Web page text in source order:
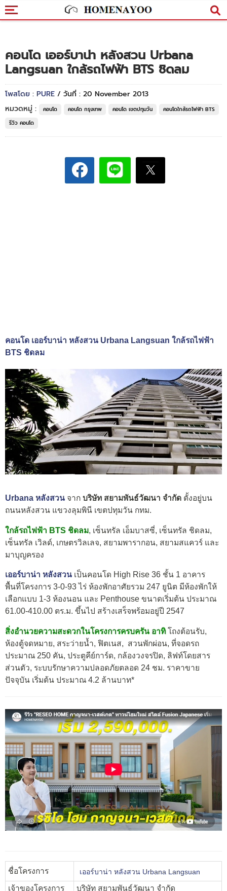
คอนโด เออร์บาน่า หลังสวน Urbana
Langsuan ใกล้รถไฟฟ้า BTS ชิดลม
โพสโดย : PURE / วันที่ : 20 November 2013
หมวดหมู่ :
คอนโด คอนโด กรุงเทพ คอนโด เขตปทุมวัน
คอนโดใกล้รถไฟฟ้า BTS
รีวิว คอนโด
คอนโด เออร์บาน่า หลังสวน Urbana Langsuan ใกล้รถไฟฟ้า
BTS ชิดลม
Urbana หลังสวน จาก บริษัท สยามพันธ์วัฒนา จำกัด ตั้งอยู่บน
ถนนหลังสวน แขวงลุมพินี เขตปทุมวัน กทม.
ใกล้รถไฟฟ้า BTS ชิดลม, เซ็นทรัล เอ็มบาสซี่, เซ็นทรัล ชิดลม,
เซ็นทรัล เวิลด์, เกษตรวิลเลจ, สยามพารากอน, สยามสแควร์ และ
มาบุญครอง
เออร์บาน่า หลังสวน เป็นคอนโด High Rise 36 ชั้น 1 อาคาร
พื้นที่โครงการ 3-0-93 ไร่ ห้องพักอาศัยรวม 247 ยูนิต มีห้องพักให้
เลือกแบบ 1-3 ห้องนอน และ Penthouse ขนาดเริ่มต้น ประมาณ
61.00-410.00 ตร.ม. ขึ้นไป สร้างเสร็จพร้อมอยู่ปี 2547
สิ่งอำนวยความสะดวกในโครงการครบครัน อาทิ โถงต้อนรับ,
ห้องตู้จดหมาย, สระว่ายน้ำ, ฟิตเนส, สวนพักผ่อน, ที่จอดรถ
ประมาณ 250 คัน, ประตูคีย์การ์ด, กล้องวงจรปิด, ลิฟท์โดยสาร
ส่วนตัว, ระบบรักษาความปลอดภัยตลอด 24 ชม. ราคาขาย
ปัจจุบัน เริ่มต้น ประมาณ 4.2 ล้านบาท*
ชื่อโครงการ เออร์บาน่า หลังสวน Urbana Langsuan
เจ้าของโครงการ
บริษัท สยามพันธ์วัฒนา จำกัด